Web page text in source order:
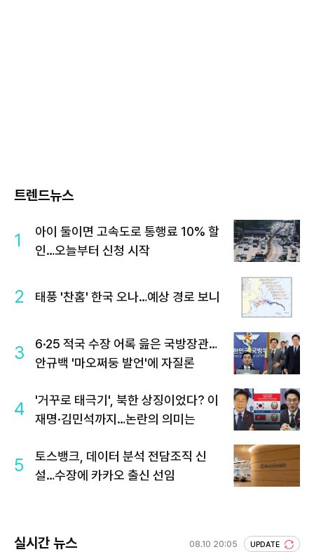
트렌드뉴스
1
아이 둘이면 고속도로 통행료 10% 할
인…오늘부터 신청 시작
2 태풍 '찬홈' 한국 오나…예상 경로 보니
3
6·25 적국 수장 어록 읊은 국방장관…
안규백 '마오쩌둥 발언'에 자질론
4
'거꾸로 태극기', 북한 상징이었다? 이
재명·김민석까지…논란의 의미는
5
토스뱅크, 데이터 분석 전담조직 신
설…수장에 카카오 출신 선임
실시간 뉴스 08.10 20:05 UPDATE